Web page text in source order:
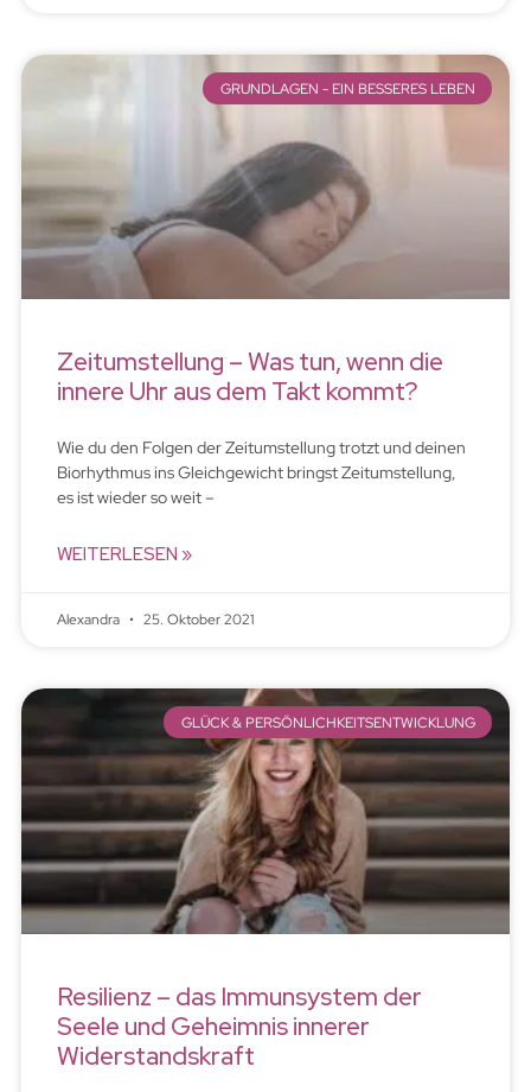
GRUNDLAGEN - EIN BESSERES LEBEN
Zeitumstellung – Was tun, wenn die
innere Uhr aus dem Takt kommt?
Wie du den Folgen der Zeitumstellung trotzt und deinen
Biorhythmus ins Gleichgewicht bringst Zeitumstellung,
es ist wieder so weit –
WEITERLESEN »
Alexandra 25. Oktober 2021
GLÜCK & PERSÖNLICHKEITSENTWICKLUNG
Resilienz – das Immunsystem der
Seele und Geheimnis innerer
Widerstandskraft